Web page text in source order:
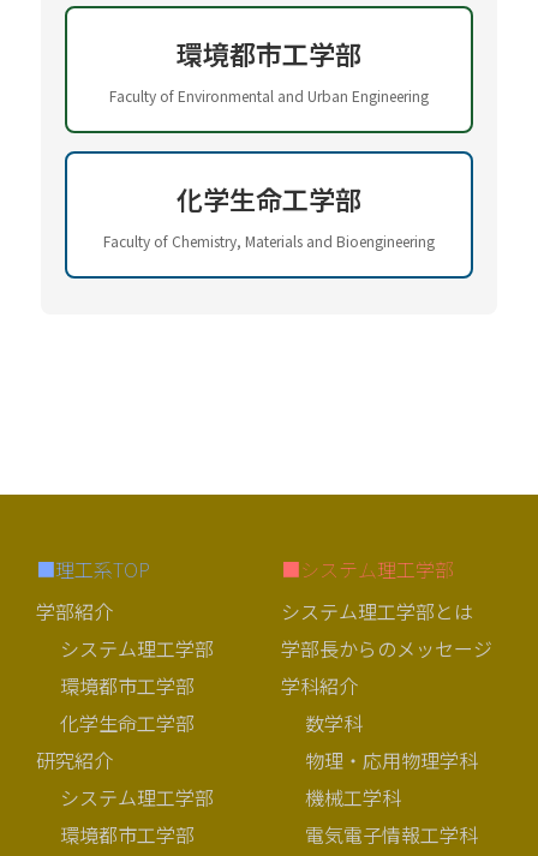
環境都市工学部
Faculty of Environmental and Urban Engineering
化学生命工学部
Faculty of Chemistry, Materials and Bioengineering
■理工系TOP
学部紹介
システム理工学部
環境都市工学部
化学生命工学部
研究紹介
システム理工学部
環境都市工学部
■システム理工学部
システム理工学部とは
学部長からのメッセージ
学科紹介
数学科
物理・応用物理学科
機械工学科
電気電子情報工学科